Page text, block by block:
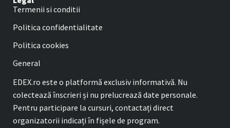
Termenii si conditii
Politica confidentialitate
Politica cookies
General
EDEX.ro este o platformă exclusiv informativă. Nu
colectează înscrieri și nu prelucrează date personale.
Pentru participare la cursuri, contactați direct
organizatorii indicați în fișele de program.